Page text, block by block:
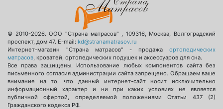
© 2010-2026.ООО "Страна матрасов" , 109316, Москва, Волгоградский
проспект, дом 47. E-mail: kd@stranamatrasov.ru
Интернет-магазин "Страна матрасов" - продажа ортопедических
матрасов, кроватей, ортопедических подушек и аксессуаров для сна.
Все права защищены. Использование любых компонентов сайта без
письменного согласия администрации сайта запрещено. Обращаем ваше
внимание на то, что данный интернет-сайт носит исключительно
информационный характер и ни при каких условиях не является
публичной офертой, определяемой положениями Статьи 437 (2)
Гражданского кодекса РФ.